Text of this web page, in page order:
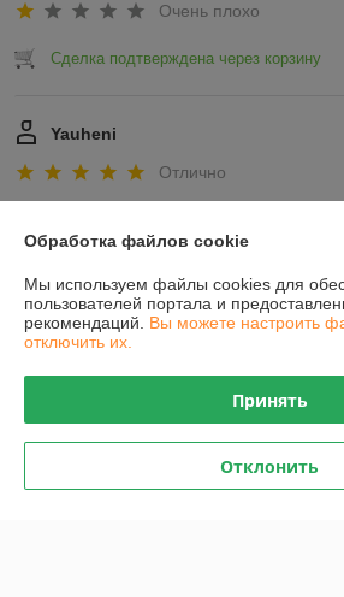
Очень плохо
Сделка подтверждена через корзину
Yauheni
Отлично
О нас
Обработка файлов cookie
Мы используем файлы cookies для
пользователей портала и
рекомендаций. Вы можете настроить
отключить их.
Принять
Отклонить